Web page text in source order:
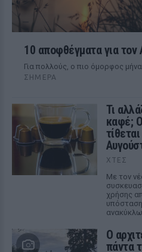
10 αποφθέγματα για τον
Για πολλούς, ο πιο όμορφος
ΣΉΜΕΡΑ
Τι
καφέ;
ΧΤΕΣ
Με τον
χρήσης
υπόσταση
Ο
πάντα